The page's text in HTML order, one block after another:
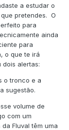
a estudar o
pretendes. O
para
ainda
para
o que te irá
alertas:
o tronco e a
sugestão.
volume de
com um
Fluval têm uma